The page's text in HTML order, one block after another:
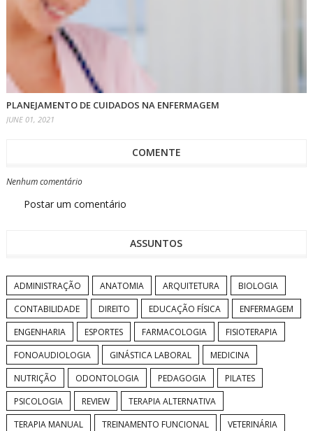
PLANEJAMENTO DE CUIDADOS NA ENFERMAGEM
JUNE 01, 2021
COMENTE
Nenhum comentário
Postar um comentário
ASSUNTOS
ADMINISTRAÇÃO ANATOMIA ARQUITETURA
BIOLOGIA
CONTABILIDADE
DIREITO EDUCAÇÃO FÍSICA
ENFERMAGEM
ENGENHARIA
ESPORTES FARMACOLOGIA
FISIOTERAPIA
FONOAUDIOLOGIA
GINÁSTICA LABORAL
MEDICINA
NUTRIÇÃO
ODONTOLOGIA PEDAGOGIA
PILATES
PSICOLOGIA
REVIEW
TERAPIA ALTERNATIVA
TERAPIA MANUAL
TREINAMENTO FUNCIONAL VETERINÁRIA